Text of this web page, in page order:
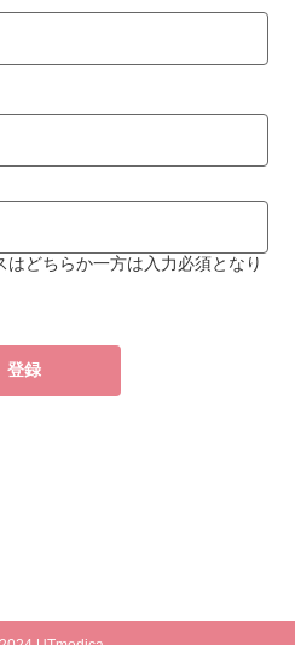
どちらか一方は入力必須となり
登録